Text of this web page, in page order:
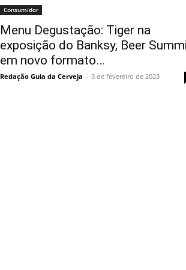
Consumidor
Menu Degustação: Tiger na
exposição do Banksy, Beer
em novo formato…
Redação Guia da Cerveja - 3 de fevereiro de 2023